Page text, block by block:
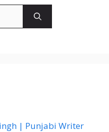
| Punjabi Writer